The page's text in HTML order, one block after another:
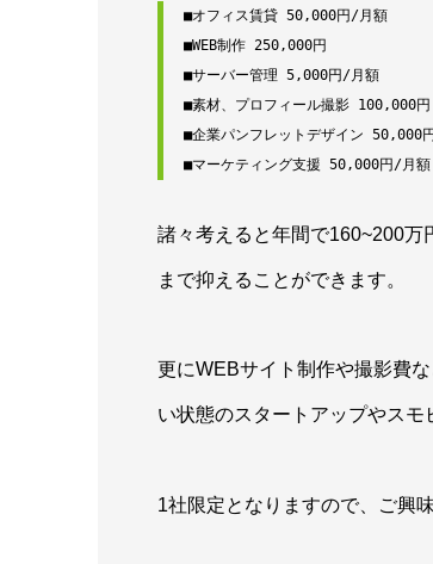
■オフィス賃貸 50,000円/月額
■WEB制作 250,000円
■サーバー管理 5,000円/月額
■素材、プロフィール撮影 100,000円
■企業パンフレットデザイン 50,000
■マーケティング支援 50,000円/月額
諸々考えると年間で160~200万
まで抑えることができます。
更にWEBサイト制作や撮影費
い状態のスタートアップやスモ
1社限定となりますので、ご興